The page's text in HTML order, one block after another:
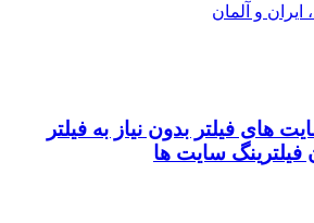
و آلمان
های فیلتر بدون نیاز به فیلتر
سایت ها